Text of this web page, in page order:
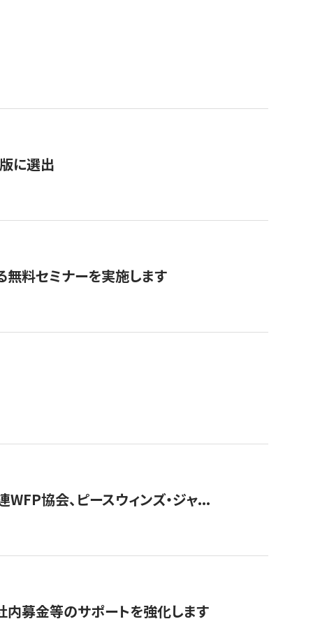
に選出
無料セミナーを実施します
協会、ピースウィンズ・ジャ...
内募金等のサポートを強化します